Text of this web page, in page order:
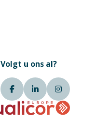
Volgt u ons al?